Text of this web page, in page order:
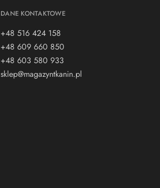
DANE KONTAKTOWE
+48 516 424 158
+48 609 660 850
+48 603 580 933
sklep@magazyntkanin.pl